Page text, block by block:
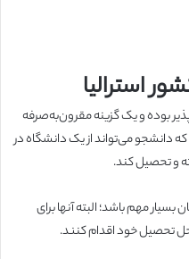
استرالیا
بوده و یک گزینه مقرون‌به‌صرفه
دانشجو می‌تواند از یک دانشگاه در
و تحصیل کند.
مهم باشد؛ البته آنها برای
تحصیل خود اقدام کنند.